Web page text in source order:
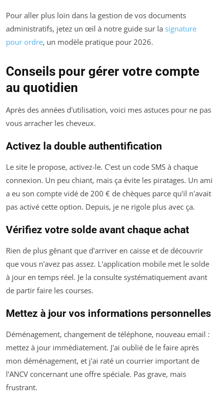
Pour aller plus loin dans la gestion de vos documents
administratifs, jetez un œil à notre guide sur la signature
pour ordre, un modèle pratique pour 2026.
Conseils pour gérer votre compte
au quotidien
Après des années d'utilisation, voici mes astuces pour ne pas
vous arracher les cheveux.
Activez la double authentification
Le site le propose, activez-le. C'est un code SMS à chaque
connexion. Un peu chiant, mais ça évite les piratages. Un ami
a eu son compte vidé de 200 € de chèques parce qu'il n'avait
pas activé cette option. Depuis, je ne rigole plus avec ça.
Vérifiez votre solde avant chaque achat
Rien de plus gênant que d'arriver en caisse et de découvrir
que vous n'avez pas assez. L'application mobile met le solde
à jour en temps réel. Je la consulte systématiquement avant
de partir faire les courses.
Mettez à jour vos informations personnelles
Déménagement, changement de téléphone, nouveau email :
mettez à jour immédiatement. J'ai oublié de le faire après
mon déménagement, et j'ai raté un courrier important de
l'ANCV concernant une offre spéciale. Pas grave, mais
frustrant.